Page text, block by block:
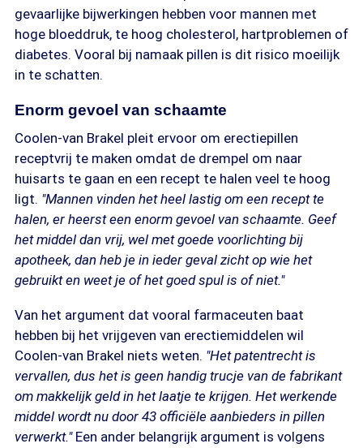
gevaarlijke bijwerkingen hebben voor mannen met
hoge bloeddruk, te hoog cholesterol, hartproblemen of
diabetes. Vooral bij namaak pillen is dit risico moeilijk
in te schatten.
Enorm gevoel van schaamte
Coolen-van Brakel pleit ervoor om erectiepillen
receptvrij te maken omdat de drempel om naar
huisarts te gaan en een recept te halen veel te hoog
ligt. "Mannen vinden het heel lastig om een recept te
halen, er heerst een enorm gevoel van schaamte. Geef
het middel dan vrij, wel met goede voorlichting bij
apotheek, dan heb je in ieder geval zicht op wie het
gebruikt en weet je of het goed spul is of niet."
Van het argument dat vooral farmaceuten baat
hebben bij het vrijgeven van erectiemiddelen wil
Coolen-van Brakel niets weten. "Het patentrecht is
vervallen, dus het is geen handig trucje van de fabrikant
om makkelijk geld in het laatje te krijgen. Het werkende
middel wordt nu door 43 officiële aanbieders in pillen
verwerkt." Een ander belangrijk argument is volgens